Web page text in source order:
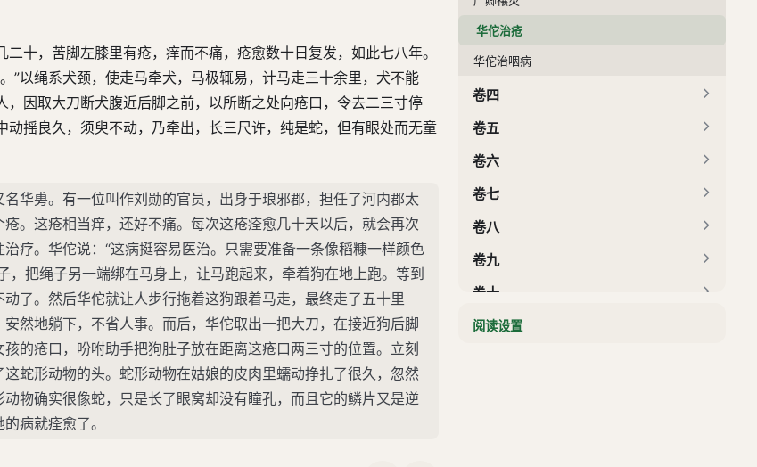
十，苦脚左膝里有疮，痒而不痛，疮愈数十日复发，如此七八年。
”以绳系犬颈，使走马牵犬，马极辄易，计马走三十余里，犬不能
因取大刀断犬腹近后脚之前，以所断之处向疮口，令去二三寸停
摇良久，须臾不动，乃牵出，长三尺许，纯是蛇，但有眼处而无童
华旉。有一位叫作刘勋的官员，出身于琅邪郡，担任了河内郡太
。这疮相当痒，还好不痛。每次这疮痊愈几十天以后，就会再次
疗。华佗说：“这病挺容易医治。只需要准备一条像稻糠一样颜色
把绳子另一端绑在马身上，让马跑起来，牵着狗在地上跑。等到
了。然后华佗就让人步行拖着这狗跟着马走，最终走了五十里
然地躺下，不省人事。而后，华佗取出一把大刀，在接近狗后脚
的疮口，吩咐助手把狗肚子放在距离这疮口两三寸的位置。立刻
蛇形动物的头。蛇形动物在姑娘的皮肉里蠕动挣扎了很久，忽然
物确实很像蛇，只是长了眼窝却没有瞳孔，而且它的鳞片又是逆
病就痊愈了。
华佗治疮
华佗治咽病
卷四
卷五
卷六
卷七
卷八
卷九
卷十
卷十一
阅读设置